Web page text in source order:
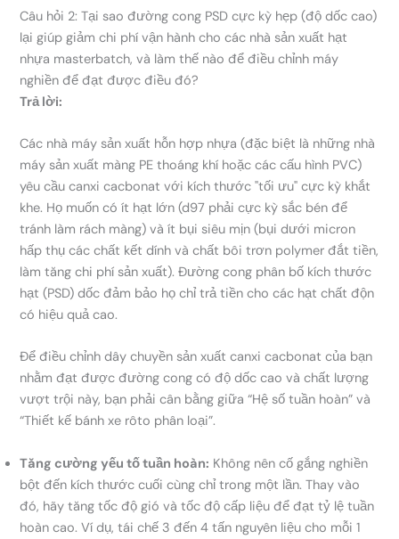
Câu hỏi 2: Tại sao đường cong PSD cực kỳ hẹp (độ dốc cao)
lại giúp giảm chi phí vận hành cho các nhà sản xuất hạt
nhựa masterbatch, và làm thế nào để điều chỉnh máy
nghiền để đạt được điều đó?
Trả lời:
Các nhà máy sản xuất hỗn hợp nhựa (đặc biệt là những nhà
máy sản xuất màng PE thoáng khí hoặc các cấu hình PVC)
yêu cầu canxi cacbonat với kích thước "tối ưu" cực kỳ khắt
khe. Họ muốn có ít hạt lớn (d97 phải cực kỳ sắc bén để
tránh làm rách màng) và ít bụi siêu mịn (bụi dưới micron
hấp thụ các chất kết dính và chất bôi trơn polymer đắt tiền,
làm tăng chi phí sản xuất). Đường cong phân bố kích thước
hạt (PSD) dốc đảm bảo họ chỉ trả tiền cho các hạt chất độn
có hiệu quả cao.
Để điều chỉnh dây chuyền sản xuất canxi cacbonat của bạn
nhằm đạt được đường cong có độ dốc cao và chất lượng
vượt trội này, bạn phải cân bằng giữa “Hệ số tuần hoàn” và
“Thiết kế bánh xe rôto phân loại”.
Tăng cường yếu tố tuần hoàn: Không nên cố gắng nghiền
bột đến kích thước cuối cùng chỉ trong một lần. Thay vào
đó, hãy tăng tốc độ gió và tốc độ cấp liệu để đạt tỷ lệ tuần
hoàn cao. Ví dụ, tái chế 3 đến 4 tấn nguyên liệu cho mỗi 1